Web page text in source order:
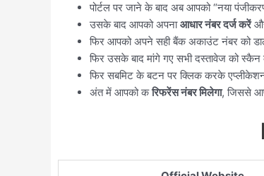
पोर्टल पर जाने के बाद अब आपको “नया
उसके बाद आपको अपनाआधार नंबर दर्ज करें
फिर आपको अपने सही बैंक अकाउंट नंबर को
फिर उसके बाद मांगे गए सभी दस्तावेज को
फिर सबमिट के बटन पर क्लिक करके
अंत में आपको करिफरेंस नंबर मिलेगा, जिससे